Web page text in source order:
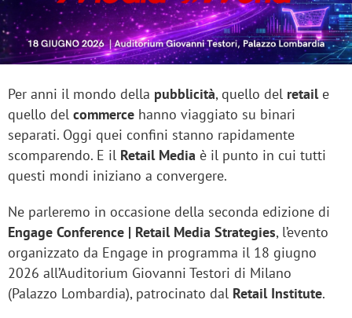
Per anni il mondo della pubblicità, quello del retaile
quello del commerce hanno viaggiato su binari
separati. Oggi quei confini stanno rapidamente
scomparendo. E il Retail Media è il punto in cui tutti
questi mondi iniziano a convergere.
Ne parleremo in occasione della seconda edizione di
Engage Conference | Retail Media Strategies, l’evento
organizzato da Engage in programma il 18 giugno
2026 all’Auditorium Giovanni Testori di Milano
(Palazzo Lombardia), patrocinato dal Retail Institute.